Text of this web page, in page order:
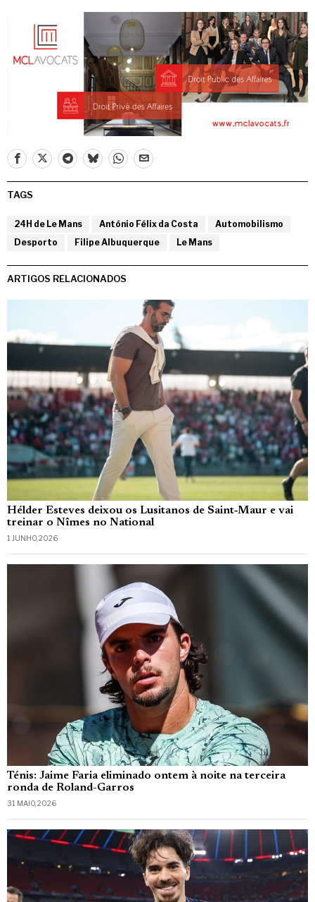
TAGS
24H de Le Mans António Félix da Costa
Automobilismo
Desporto
Filipe Albuquerque Le Mans
ARTIGOS RELACIONADOS
Hélder Esteves deixou os Lusitanos de Saint‑Maur e vai
treinar o Nîmes no National
1 JUNHO, 2026
Ténis: Jaime Faria eliminado ontem à noite na terceira
ronda de Roland-Garros
31 MAIO, 2026